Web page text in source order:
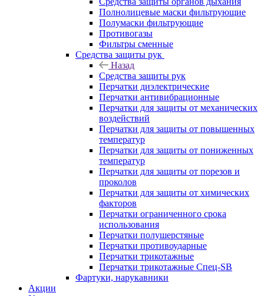
Полнолицевые маски фильтрующие
Полумаски фильтрующие
Противогазы
Фильтры сменные
Средства защиты рук
Назад
Средства защиты рук
Перчатки диэлектрические
Перчатки антивибрационные
Перчатки для защиты от механических
воздействий
Перчатки для защиты от повышенных
температур
Перчатки для защиты от пониженных
температур
Перчатки для защиты от порезов и
проколов
Перчатки для защиты от химических
факторов
Перчатки ограниченного срока
использования
Перчатки полушерстяные
Перчатки противоударные
Перчатки трикотажные
Перчатки трикотажные Спец-SB
Фартуки, нарукавники
Акции